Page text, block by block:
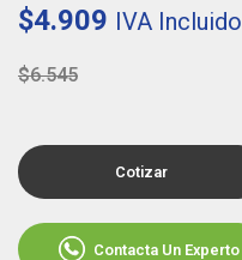
$4.909 IVA Incluido
$6.545
Cotizar
Contacta Un Experto